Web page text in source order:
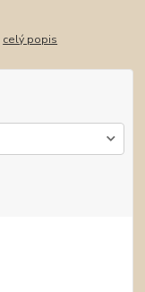
celý popis